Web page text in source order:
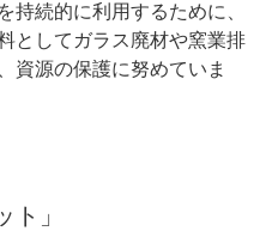
持続的に利用するために、
としてガラス廃材や窯業排
資源の保護に努めていま
」